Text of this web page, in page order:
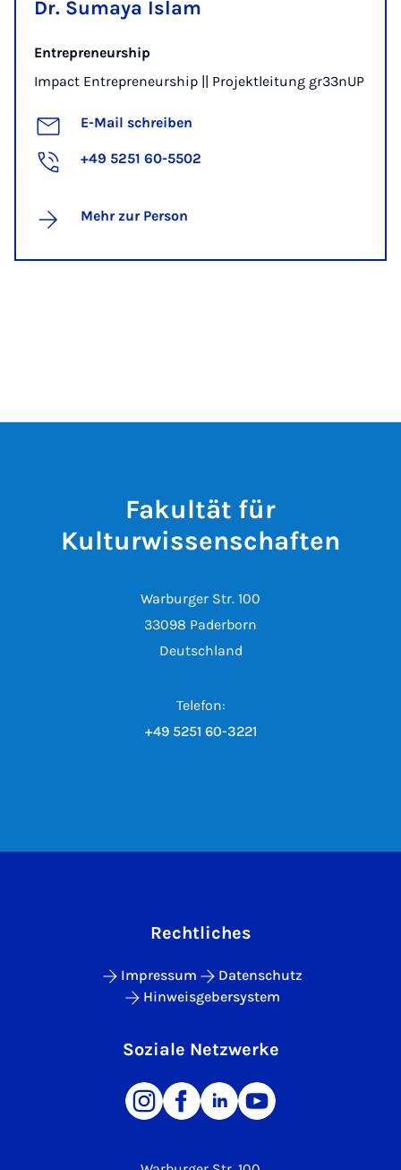
Dr. Sumaya Islam
Entrepreneurship
Impact Entrepreneurship || Projektleitung gr33nUP
E-Mail schreiben
+49 5251 60-5502
Mehr zur Person
Fakultät für
Kulturwissenschaften
Warburger Str. 100
33098 Paderborn
Deutschland
Telefon:
+49 5251 60-3221
Rechtliches
Impressum
Datenschutz
Hinweisgebersystem
Soziale Netzwerke